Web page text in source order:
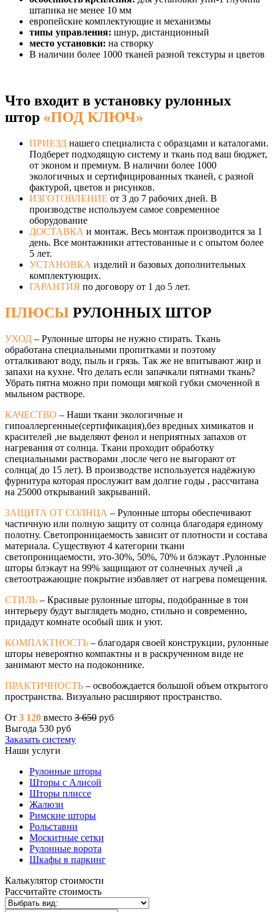
штапика не менее 10 мм
европейские комплектующие и механизмы
типы управления: шнур, дистанционный
место установки: на створку
В наличии более 1000 тканей разной текстуры и цветов
Что входит в установку рулонных
штор «ПОД КЛЮЧ»
ПРИЕЗД нашего специалиста с образцами и каталогами.
Подберет подходящую систему и ткань под ваш бюджет,
от эконом и премиум. В наличии более 1000
экологичных и сертифицированных тканей, с разной
фактурой, цветов и рисунков.
ИЗГОТОВЛЕНИЕ от 3 до 7 рабочих дней. В
производстве используем самое современное
оборудование
ДОСТАВКА и монтаж. Весь монтаж производится за 1
день. Все монтажники аттестованные и с опытом более
5 лет.
УСТАНОВКА изделий и базовых дополнительных
комплектующих.
ГАРАНТИЯ по договору от 1 до 5 лет.
ПЛЮСЫ РУЛОННЫХ ШТОР
УХОД – Рулонные шторы не нужно стирать. Ткань
обработана специальными пропитками и поэтому
отталкивают воду, пыль и грязь. Так же не впитывают жир и
запахи на кухне. Что делать если запачкали пятнами ткань?
Убрать пятна можно при помощи мягкой губки смоченной в
мыльном растворе.
КАЧЕСТВО – Наши ткани экологичные и
гипоаллергенные(сертификация),без вредных химикатов и
красителей ,не выделяют фенол и неприятных запахов от
нагревания от солнца. Ткани проходит обработку
специальными растворами ,после чего не выгорают от
солнца( до 15 лет). В производстве используется надёжную
фурнитура которая прослужит вам долгие годы , рассчитана
на 25000 открываний закрываний.
ЗАЩИТА ОТ СОЛНЦА – Рулонные шторы обеспечивают
частичную или полную защиту от солнца благодаря единому
полотну. Светопроницаемость зависит от плотности и состава
материала. Существуют 4 категории ткани
светопроницаемости, это-30%, 50%, 70% и блэкаут .Рулонные
шторы блэкаут на 99% защищают от солнечных лучей ,а
светоотражающие покрытие избавляет от нагрева помещения.
СТИЛЬ – Красивые рулонные шторы, подобранные в тон
интерьеру будут выглядеть модно, стильно и современно,
придадут комнате особый шик и уют.
КОМПАКТНОСТЬ – благодаря своей конструкции, рулонные
шторы невероятно компактны и в раскрученном виде не
занимают место на подоконнике.
ПРАКТИЧНОСТЬ – освобождается большой объем открытого
пространства. Визуально расширяют пространство.
От 3 120 вместо 3 650 руб
Выгода 530 руб
Заказать систему
Наши услуги
Рулонные шторы
Шторы с Алисой
Шторы плиссе
Жалюзи
Римские шторы
Рольставни
Москитные сетки
Рулонные ворота
Шкафы в паркинг
Калькулятор стоимости
Рассчитайте стоимость